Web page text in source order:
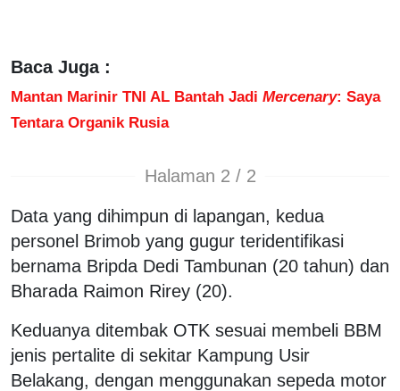
Baca Juga :
Mantan Marinir TNI AL Bantah Jadi Mercenary: Saya
Tentara Organik Rusia
Halaman 2 / 2
Data yang dihimpun di lapangan, kedua
personel Brimob yang gugur teridentifikasi
bernama Bripda Dedi Tambunan (20 tahun) dan
Bharada Raimon Rirey (20).
Keduanya ditembak OTK sesuai membeli BBM
jenis pertalite di sekitar Kampung Usir
Belakang, dengan menggunakan sepeda motor